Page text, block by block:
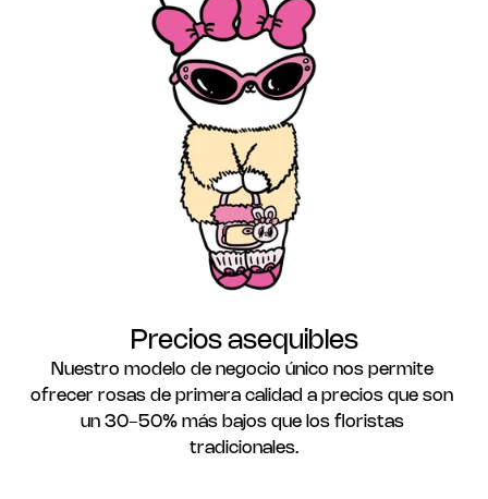
Precios asequibles
Nuestro modelo de negocio único nos permite
ofrecer rosas de primera calidad a precios que son
un 30-50% más bajos que los floristas
tradicionales.